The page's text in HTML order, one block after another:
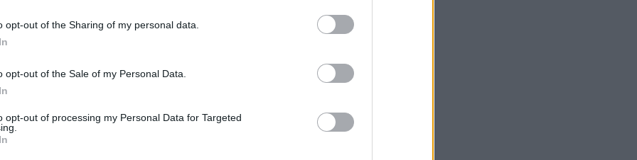
opt-out of the Sharing of my personal data.
opt-out of the Sale of my Personal Data.
opt-out of processing my Personal Data for Targeted
Andreas
Börje R P Carlsson
Dick Sundevall
Ebba Busch